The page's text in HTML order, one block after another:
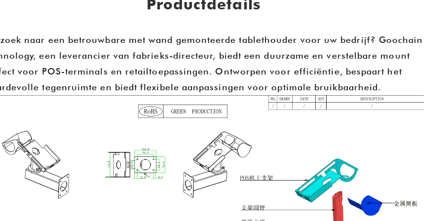
2025-08-13 20:19:25
om aan te kondigen dat
Goochain-technologie op CES 2025 | Showcase van innovatieve POS-houders en tabletoplaadoplossingen
Productdetails
naar een betrouwbare met wand gemonteerde tablethouder voor uw bedrijf? Goochain
een leverancier van fabrieks-directeur, biedt een duurzame en verstelbare mount
voor POS-terminals en retailtoepassingen. Ontworpen voor efficiëntie, bespaart het
tegenruimte en biedt flexibele aanpassingen voor optimale bruikbaarheid.